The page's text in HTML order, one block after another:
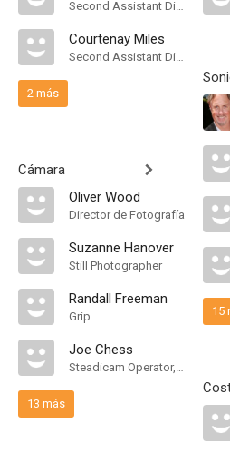
Second Assistant Director
Courtenay Miles
Second Assistant Director
2 más
Cámara
Oliver Wood
Director de Fotografía
Suzanne Hanover
Still Photographer
Randall Freeman
Grip
Joe Chess
Steadicam Operator, "A" Camera Operator
13 más
15